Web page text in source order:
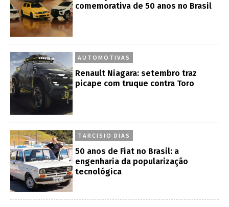
comemorativa de 50 anos no Brasil
AUTOMOTIVAS
Renault Niagara: setembro traz
picape com truque contra Toro
TARCISIO DIAS
50 anos de Fiat no Brasil: a
engenharia da popularização
tecnológica